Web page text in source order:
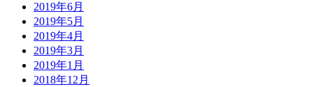
2019年6月
2019年5月
2019年4月
2019年3月
2019年1月
2018年12月